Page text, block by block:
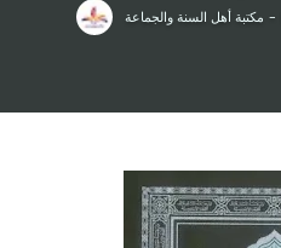
مكتبة أهل السنة والجماعة